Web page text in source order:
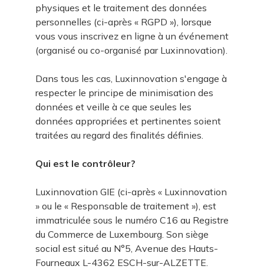
physiques et le traitement des données
personnelles (ci-après « RGPD »), lorsque
vous vous inscrivez en ligne à un événement
(organisé ou co-organisé par Luxinnovation).
Dans tous les cas, Luxinnovation s'engage à
respecter le principe de minimisation des
données et veille à ce que seules les
données appropriées et pertinentes soient
traitées au regard des finalités définies.
Qui est le contrôleur?
Luxinnovation GIE (ci-après « Luxinnovation
» ou le « Responsable de traitement »), est
immatriculée sous le numéro C16 au Registre
du Commerce de Luxembourg. Son siège
social est situé au N°5, Avenue des Hauts-
Fourneaux L-4362 ESCH-sur-ALZETTE.